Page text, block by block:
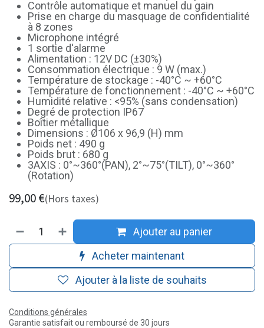
Contrôle automatique et manuel du gain
Prise en charge du masquage de confidentialité
à 8 zones
Microphone intégré
1 sortie d'alarme
Alimentation : 12V DC (±30%)
Consommation électrique : 9 W (max.)
Température de stockage : -40°C ~ +60°C
Température de fonctionnement : -40°C ~ +60°C
Humidité relative : <95% (sans condensation)
Degré de protection IP67
Boîtier métallique
Dimensions : Ø106 x 96,9 (H) mm
Poids net : 490 g
Poids brut : 680 g
3AXIS : 0°~360°(PAN), 2°~75°(TILT), 0°~360°
(Rotation)
99,00€(Hors taxes)
Ajouter au panier
Acheter maintenant
Ajouter à la liste de souhaits
Conditions générales
Garantie satisfait ou remboursé de 30 jours